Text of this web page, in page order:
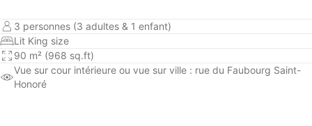
3 personnes (3 adultes & 1 enfant)
Lit King size
90 m² (968 sq.ft)
Vue sur cour intérieure ou vue sur ville : rue du Faubourg Saint-
Honoré